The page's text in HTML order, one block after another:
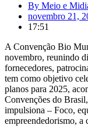
By Meio e
novembro 21,
17:51
A Convenção Bio
novembro, reunindo
fornecedores,
tem como objetivo
planos para 2025,
Convenções do
impulsiona – Foco,
empreendedorismo, a